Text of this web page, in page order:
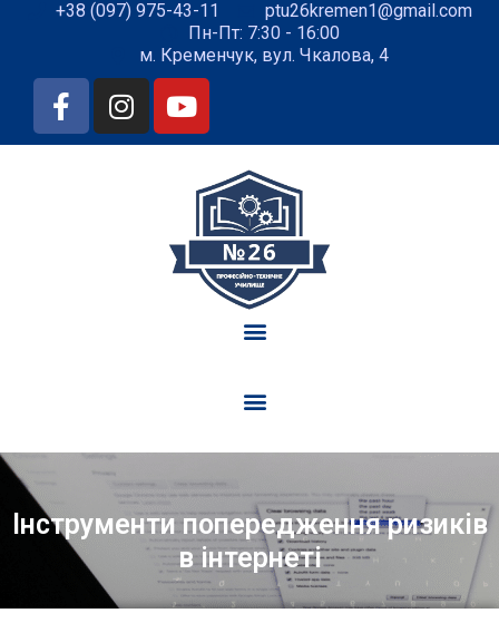
+38 (097) 975-43-11
ptu26kremen1@gmail.com
Пн-Пт: 7:30 - 16:00
м. Кременчук, вул. Чкалова, 4
Інструменти попередження ризиків
в інтернеті